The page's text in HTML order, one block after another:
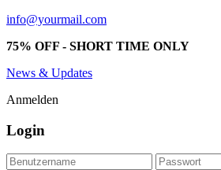
info@yourmail.com
75% OFF - SHORT TIME ONLY
News & Updates
Anmelden
Login